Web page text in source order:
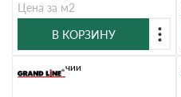
Цена за м2
В КОРЗИНУ
В наличии